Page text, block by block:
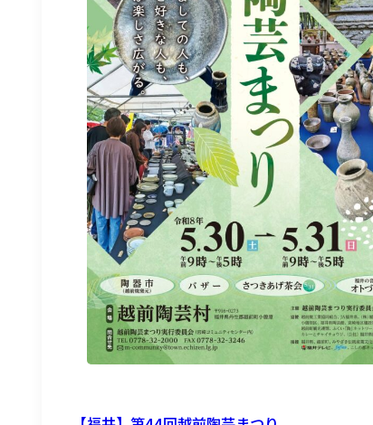
ホームページ お花 アズイン
アズイン東近江能登川駅前